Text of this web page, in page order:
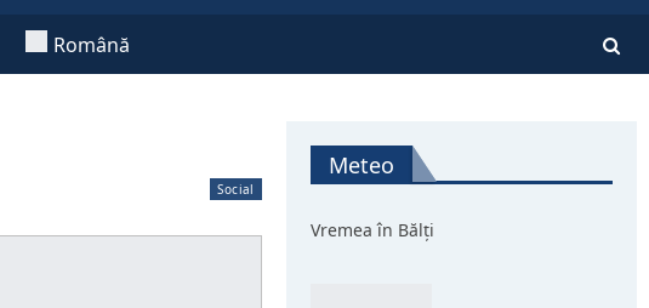
Română
Social
Meteo
Vremea în Bălți